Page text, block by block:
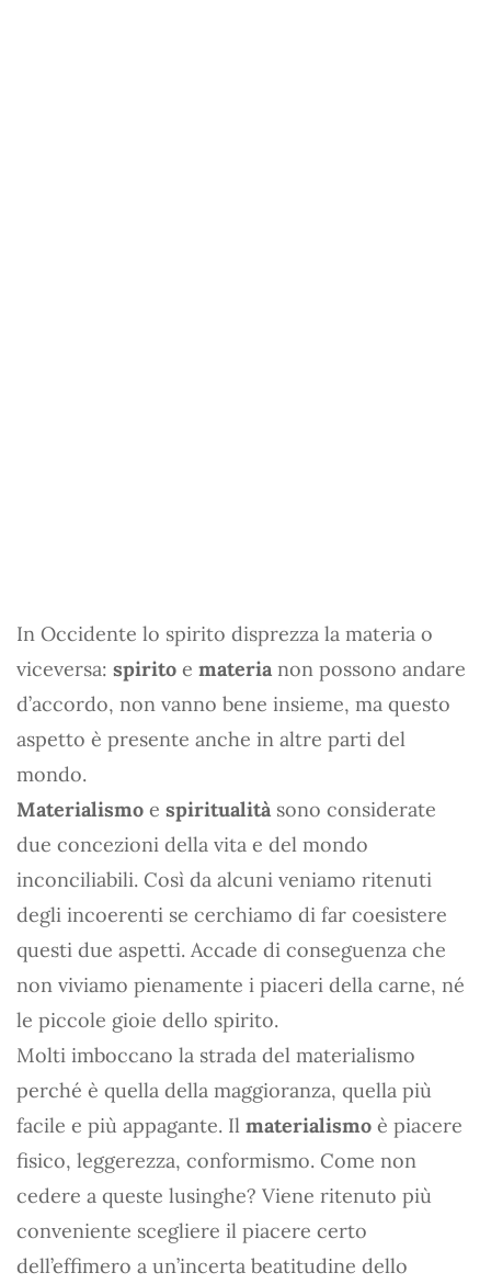
In Occidente lo spirito disprezza la materia o
viceversa: spirito e materia non possono andare
d’accordo, non vanno bene insieme, ma questo
aspetto è presente anche in altre parti del
mondo.
Materialismo e spiritualità sono considerate
due concezioni della vita e del mondo
inconciliabili. Così da alcuni veniamo ritenuti
degli incoerenti se cerchiamo di far coesistere
questi due aspetti. Accade di conseguenza che
non viviamo pienamente i piaceri della carne, né
le piccole gioie dello spirito.
Molti imboccano la strada del materialismo
perché è quella della maggioranza, quella più
facile e più appagante. Il materialismo è piacere
fisico, leggerezza, conformismo. Come non
cedere a queste lusinghe? Viene ritenuto più
conveniente scegliere il piacere certo
dell’effimero a un’incerta beatitudine dello